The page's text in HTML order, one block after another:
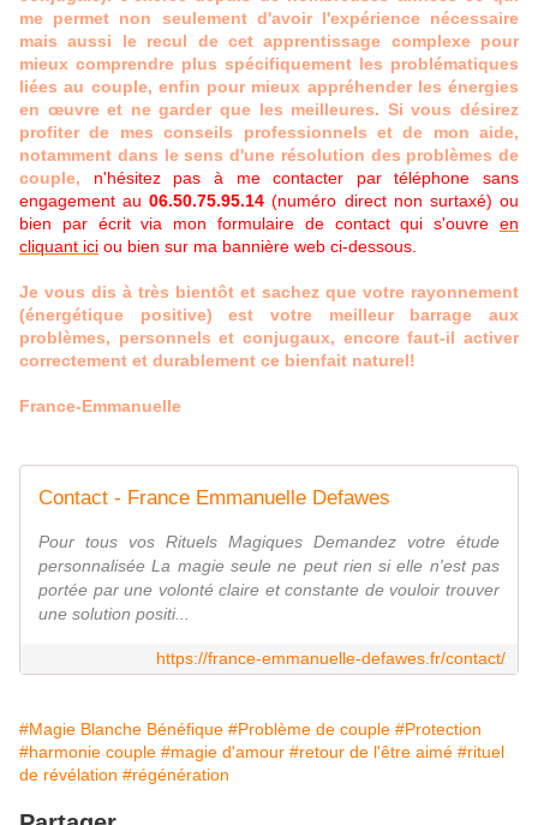
me permet non seulement d'avoir l'expérience nécessaire
mais aussi le recul de cet apprentissage complexe pour
mieux comprendre plus spécifiquement les problématiques
liées au couple, enfin pour mieux appréhender les énergies
en œuvre et ne garder que les meilleures. Si vous désirez
profiter de mes conseils professionnels et de mon aide,
notamment dans le sens d'une résolution des problèmes de
couple, n'hésitez pas à me contacter par téléphone sans
engagement au06.50.75.95.14 (numéro direct non surtaxé) ou
bien par écrit via mon formulaire de contact qui s'ouvre en
cliquant ici ou bien sur ma bannière web ci-dessous.
Je vous dis à très bientôt et sachez que votre rayonnement
(énergétique positive) est votre meilleur barrage aux
problèmes, personnels et conjugaux, encore faut-il activer
correctement et durablement ce bienfait naturel!
France-Emmanuelle
Contact - France Emmanuelle Defawes
Pour tous vos Rituels Magiques Demandez votre étude
personnalisée La magie seule ne peut rien si elle n'est pas
portée par une volonté claire et constante de vouloir trouver
une solution positi...
https://france-emmanuelle-defawes.fr/contact/
#Magie Blanche Bénéfique #Problème de couple #Protection
#harmonie couple #magie d'amour #retour de l'être aimé #rituel
de révélation #régénération